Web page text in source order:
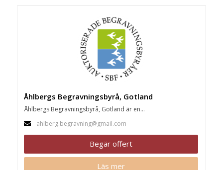
Åhlbergs Begravningsbyrå, Gotland
Åhlbergs Begravningsbyrå, Gotland är en...
ahlberg.begravning@gmail.com
Begär offert
Läs mer